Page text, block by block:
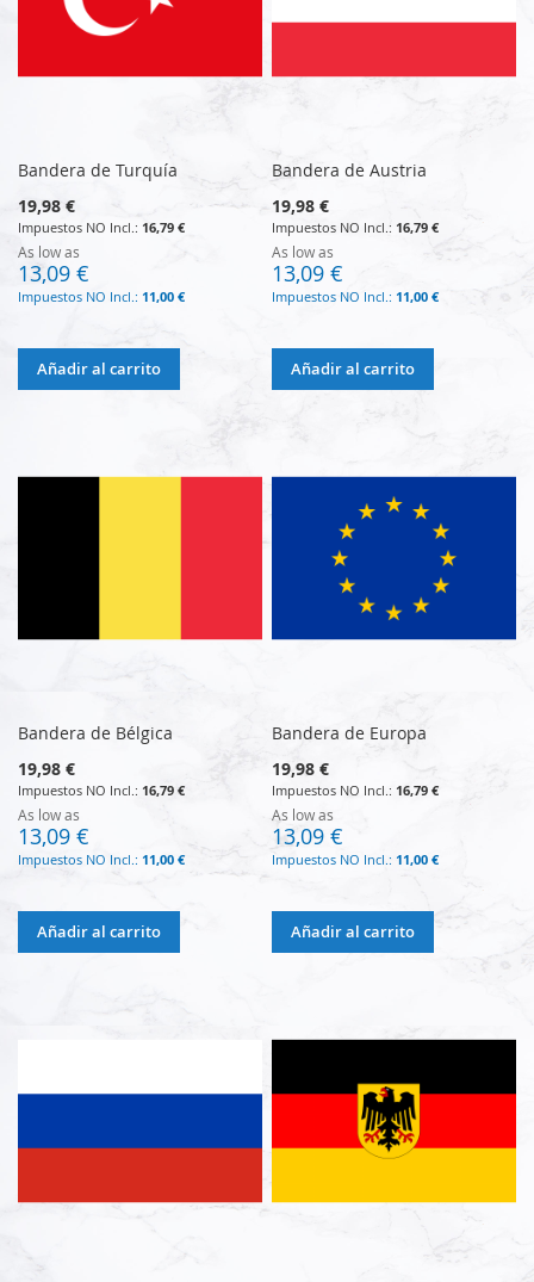
Bandera de Turquía
19,98 €
16,79 €
As low as
13,09 €
11,00 €
Añadir al carrito
Bandera de Austria
19,98 €
16,79 €
As low as
13,09 €
11,00 €
Añadir al carrito
Bandera de Bélgica
19,98 €
16,79 €
As low as
13,09 €
11,00 €
Añadir al carrito
Bandera de Europa
19,98 €
16,79 €
As low as
13,09 €
11,00 €
Añadir al carrito